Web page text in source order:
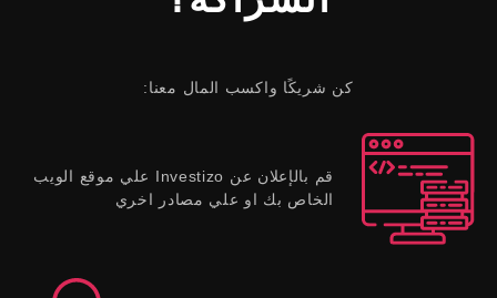
كن شريكًا واكسب المال معنا:
قم بالإعلان عن Investizo علي موقع الويب
الخاص بك او علي مصادر اخري